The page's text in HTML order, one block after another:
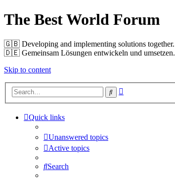
The Best World Forum
🇬🇧️ Developing and implementing solutions together.
🇩🇪️ Gemeinsam Lösungen entwickeln und umsetzen.
Skip to content
Search
Quick links
Unanswered topics
Active topics
Search